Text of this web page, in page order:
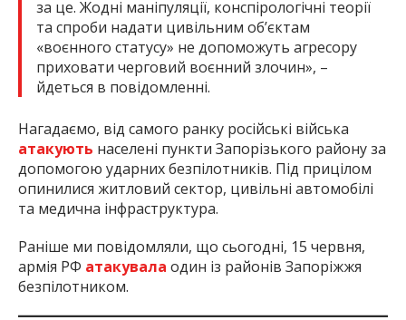
за це. Жодні маніпуляції, конспірологічні теорії
та спроби надати цивільним об’єктам
«воєнного статусу» не допоможуть агресору
приховати черговий воєнний злочин», –
йдеться в повідомленні.
Нагадаємо, від самого ранку російські війська
атакують населені пункти Запорізького району за
допомогою ударних безпілотників. Під прицілом
опинилися житловий сектор, цивільні автомобілі
та медична інфраструктура.
Раніше ми повідомляли, що сьогодні, 15 червня,
армія РФ атакувала один із районів Запоріжжя
безпілотником.